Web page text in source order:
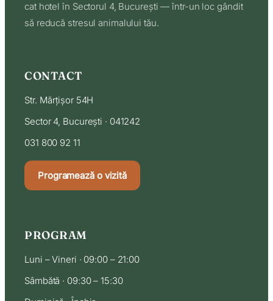
cat hotel în Sectorul 4, București — într-un loc gândit
să reducă stresul animalului tău.
CONTACT
Str. Mărțișor 54H
Sector 4, București · 041242
031 800 92 11
Programează o vizită
PROGRAM
Luni – Vineri · 09:00 – 21:00
Sâmbătă · 09:30 – 15:30